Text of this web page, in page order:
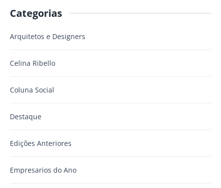
Categorias
Arquitetos e Designers
Celina Ribello
Coluna Social
Destaque
Edições Anteriores
Empresarios do Ano